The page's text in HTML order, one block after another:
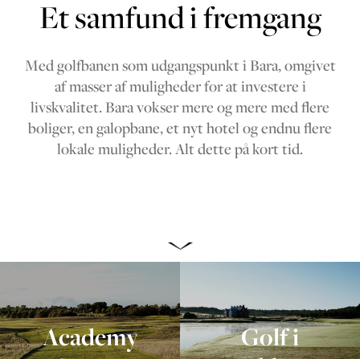
Et samfund i fremgang
Med golfbanen som udgangspunkt i Bara, omgivet
af masser af muligheder for at investere i
livskvalitet. Bara vokser mere og mere med flere
boliger, en galopbane, et nyt hotel og endnu flere
lokale muligheder. Alt dette på kort tid.
Academy
Golf i